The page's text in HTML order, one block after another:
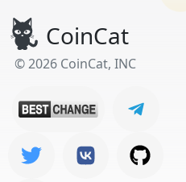
CoinCat
© 2026 CoinCat, INC